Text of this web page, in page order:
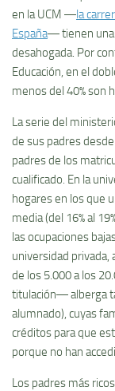
en la UCM ―la
España― tienen una
desahogada. Por
Educación, en el
menos del 40% son
La serie del
de sus padres
padres de los
cualificado. En la
hogares en los que
media (del 16% al
las ocupaciones
universidad
de los 5.000 a los
titulación― alberga
alumnado), cuyas
créditos para que
porque no han
Los padres más